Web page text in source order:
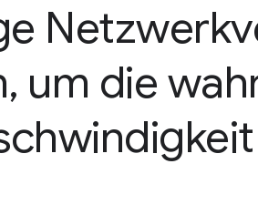
, um die